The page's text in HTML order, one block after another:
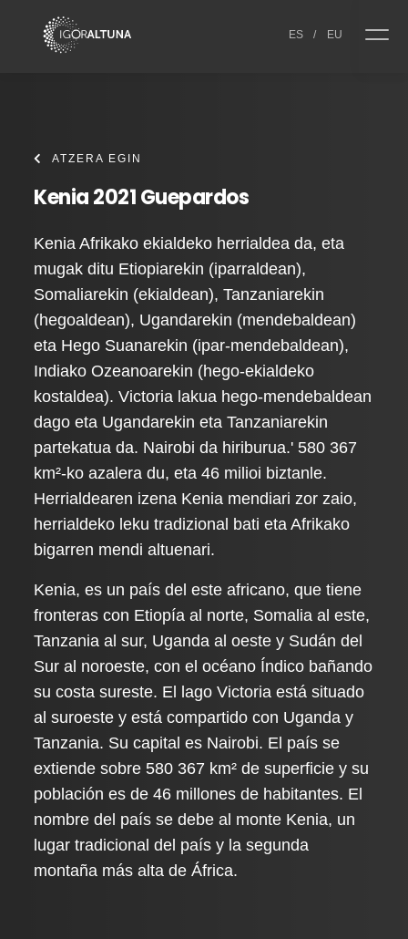
ES / EU
ATZERA EGIN
Kenia 2021 Guepardos
Kenia Afrikako ekialdeko herrialdea da, eta
mugak ditu Etiopiarekin (iparraldean),
Somaliarekin (ekialdean), Tanzaniarekin
(hegoaldean), Ugandarekin (mendebaldean)
eta Hego Suanarekin (ipar-mendebaldean),
Indiako Ozeanoarekin (hego-ekialdeko
kostaldea). Victoria lakua hego-mendebaldean
dago eta Ugandarekin eta Tanzaniarekin
partekatua da. Nairobi da hiriburua.' 580 367
km²-ko azalera du, eta 46 milioi biztanle.
Herrialdearen izena Kenia mendiari zor zaio,
herrialdeko leku tradizional bati eta Afrikako
bigarren mendi altuenari.
Kenia, es un país del este africano, que tiene
fronteras con Etiopía al norte, Somalia al este,
Tanzania al sur, Uganda al oeste y Sudán del
Sur al noroeste, con el océano Índico bañando
su costa sureste. El lago Victoria está situado
al suroeste y está compartido con Uganda y
Tanzania. Su capital es Nairobi. El país se
extiende sobre 580 367 km² de superficie y su
población es de 46 millones de habitantes. El
nombre del país se debe al monte Kenia, un
lugar tradicional del país y la segunda
montaña más alta de África.